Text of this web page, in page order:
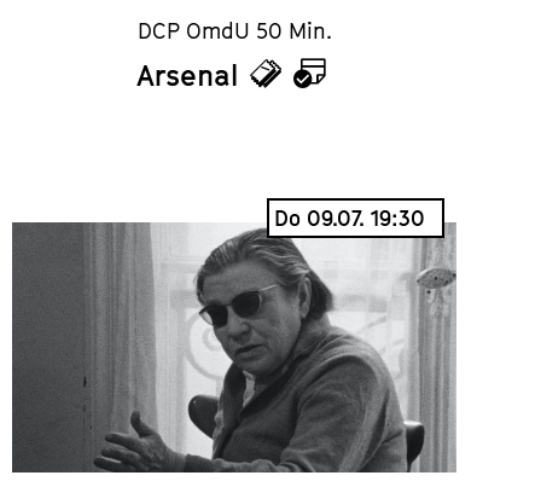
DCP OmdU 50 Min.
Arsenal
TicketsKalender
Do 09.07. 19:30